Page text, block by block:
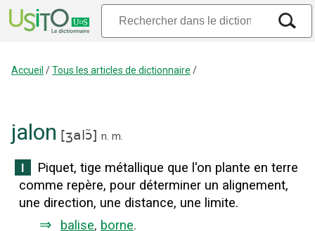
Accueil /Tous les articles de dictionnaire /
jalon [ʒalɔ̃] n. m.
I
Piquet, tige métallique que l'on plante en terre
comme repère, pour déterminer un alignement,
une direction, une distance, une limite.
⇒ balise, borne.